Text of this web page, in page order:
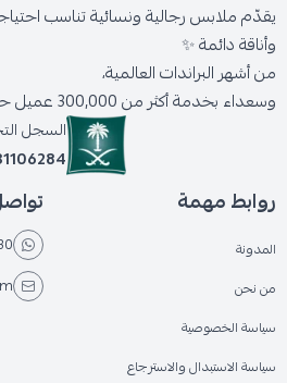
يقدّم ملابس رجالية ونسائية تناسب
وأناقة دائمة ✨
من أشهر البراندات العالمية،
وسعداء بخدمة أكثر من 300,000 عميل حول المملكة.
السجل
روابط مهمة
المدونة
من نحن
سياسة الخصوصية
سياسة الاستبدال والاسترجاع